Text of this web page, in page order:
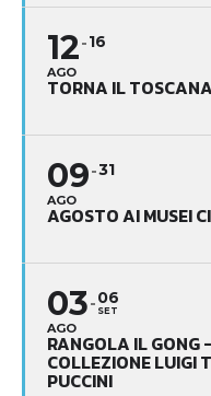
12
AGO
16
TORNA IL
09
AGO
31
AGOSTO AI MUSEI
03
AGO
06
SET
RANGOLA IL GONG
COLLEZIONE LUIGI
PUCCINI